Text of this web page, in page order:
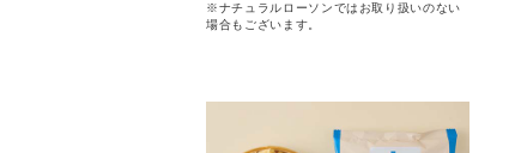
※ナチュラルローソンではお取り扱いのない
場合もございます。